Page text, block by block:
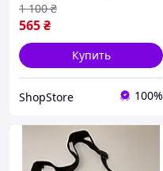
565₴
1 100 ₴
Купить
ShopStore 100%